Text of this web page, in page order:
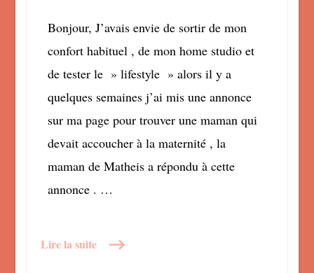
Bonjour, J’avais envie de sortir de mon
confort habituel , de mon home studio et
de tester le » lifestyle » alors il y a
quelques semaines j’ai mis une annonce
sur ma page pour trouver une maman qui
devait accoucher à la maternité , la
maman de Matheis a répondu à cette
annonce . …
Lire la suite